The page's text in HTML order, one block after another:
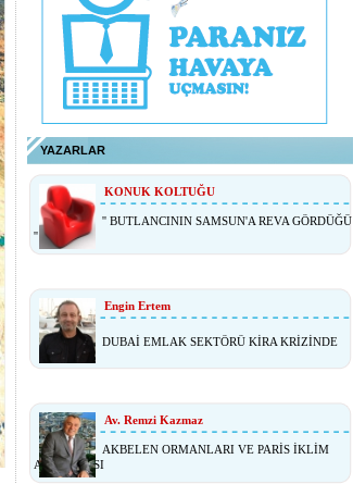
YAZARLAR
KONUK KOLTUĞU
'' BUTLANCININ SAMSUN'A REVA GÖRDÜĞÜ
''
Engin Ertem
DUBAİ EMLAK SEKTÖRÜ KİRA KRİZİNDE
Av. Remzi Kazmaz
AKBELEN ORMANLARI VE PARİS İKLİM
ANLAŞMASI